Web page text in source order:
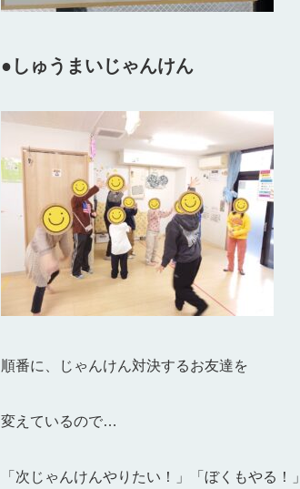
●しゅうまいじゃんけん
順番に、じゃんけん対決するお友達を
変えているので…
「次じゃんけんやりたい！」「ぼくもやる！」